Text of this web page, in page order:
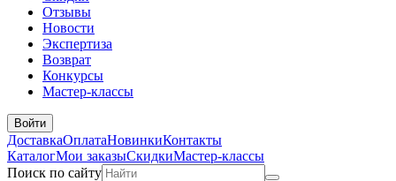
Отзывы
Новости
Экспертиза
Возврат
Конкурсы
Мастер-классы
Войти
ДоставкаОплатаНовинкиКонтакты
КаталогМои заказыСкидкиМастер-классы
Поиск по сайту